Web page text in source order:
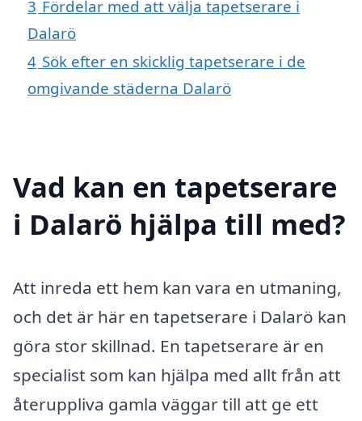
3 Fördelar med att välja tapetserare i
Dalarö
4 Sök efter en skicklig tapetserare i de
omgivande städerna Dalarö
Vad kan en tapetserare
i Dalarö hjälpa till med?
Att inreda ett hem kan vara en utmaning,
och det är här en tapetserare i Dalarö kan
göra stor skillnad. En tapetserare är en
specialist som kan hjälpa med allt från att
återuppliva gamla väggar till att ge ett